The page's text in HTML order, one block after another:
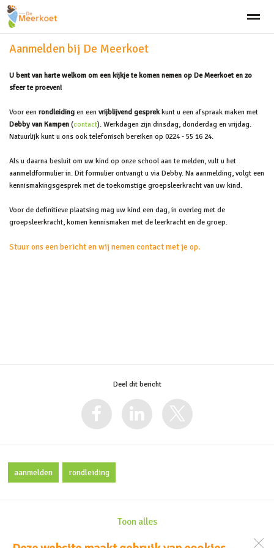
Welkom Visie Aanmelden
Aanmelden bij De Meerkoet
U bent van harte welkom om een kijkje te komen nemen op De Meerkoet en zo
sfeer te proeven!
Voor een rondleiding en een vrijblijvend gesprek kunt u een afspraak maken met
Debby van Kampen (contact). Werkdagen zijn dinsdag, donderdag en vrijdag.
Natuurlijk kunt u ons ook telefonisch bereiken op 0224 - 55 16 24.
Als u daarna besluit om uw kind op onze school aan te melden, vult u het
aanmeldformulier in. Dit formulier ontvangt u via Debby. Na aanmelding, volgt een
kennismakingsgesprek met de toekomstige groepsleerkracht van uw kind.
Voor de definitieve plaatsing mag uw kind een dag, in overleg met de
groepsleerkracht, komen kennismaken met de leerkracht en de groep.
Stuur ons een bericht en wij nemen contact met je op.
Deel dit bericht
aanmelden rondleiding
Toon alles